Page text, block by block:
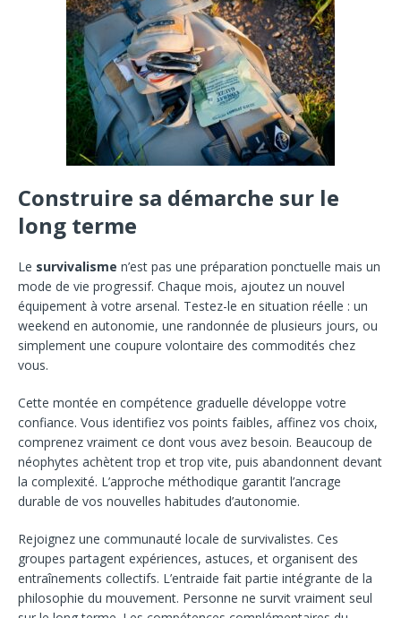
Construire sa démarche sur le
long terme
Le survivalisme n’est pas une préparation ponctuelle mais un
mode de vie progressif. Chaque mois, ajoutez un nouvel
équipement à votre arsenal. Testez-le en situation réelle : un
weekend en autonomie, une randonnée de plusieurs jours, ou
simplement une coupure volontaire des commodités chez
vous.
Cette montée en compétence graduelle développe votre
confiance. Vous identifiez vos points faibles, affinez vos choix,
comprenez vraiment ce dont vous avez besoin. Beaucoup de
néophytes achètent trop et trop vite, puis abandonnent devant
la complexité. L’approche méthodique garantit l’ancrage
durable de vos nouvelles habitudes d’autonomie.
Rejoignez une communauté locale de survivalistes. Ces
groupes partagent expériences, astuces, et organisent des
entraînements collectifs. L’entraide fait partie intégrante de la
philosophie du mouvement. Personne ne survit vraiment seul